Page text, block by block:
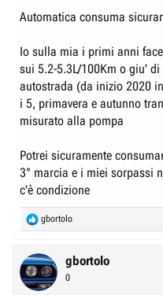
Automatica consuma
Io sulla mia i primi anni
sui 5.2-5.3L/100Km o giu'
autostrada (da inizio 2020
i 5, primavera e autunno
misurato alla pompa
Potrei sicuramente
3° marcia e i miei sorpassi
c'è condizione
R
e
c
t
i
gbortolo
gbortolo
0